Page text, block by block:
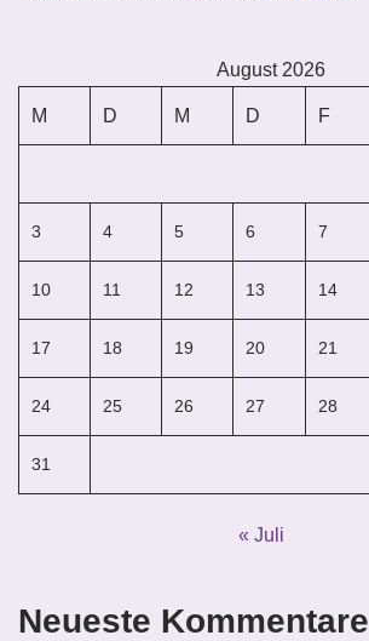
August 2026
M D M D F
3 4 5 6 7
10 11 12 13 14
17 18 19 20 21
24 25 26 27 28
31
« Juli
Neueste Kommentare